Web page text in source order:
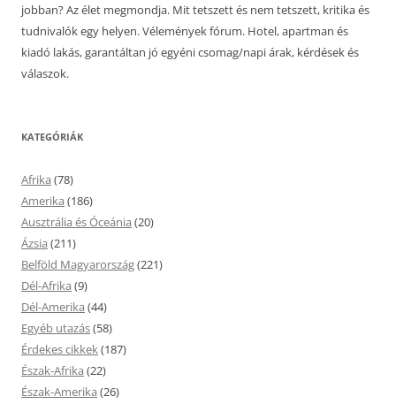
jobban? Az élet megmondja. Mit tetszett és nem tetszett, kritika és
tudnivalók egy helyen. Vélemények fórum. Hotel, apartman és
kiadó lakás, garantáltan jó egyéni csomag/napi árak, kérdések és
válaszok.
KATEGÓRIÁK
Afrika (78)
Amerika (186)
Ausztrália és Óceánia (20)
Ázsia (211)
Belföld Magyarország(221)
Dél-Afrika (9)
Dél-Amerika (44)
Egyéb utazás(58)
Érdekes cikkek(187)
Észak-Afrika (22)
Észak-Amerika (26)